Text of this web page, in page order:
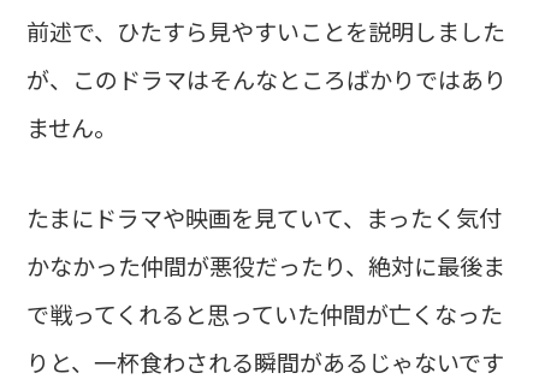
前述で、ひたすら見やすいことを説明しました
が、このドラマはそんなところばかりではあり
ません。
たまにドラマや映画を見ていて、まったく気付
かなかった仲間が悪役だったり、絶対に最後ま
で戦ってくれると思っていた仲間が亡くなった
りと、一杯食わされる瞬間があるじゃないです